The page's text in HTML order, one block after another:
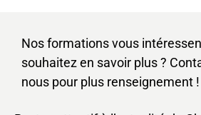
Nos formations vous
souhaitez en savoir plus ?
nous pour plus renseignement !